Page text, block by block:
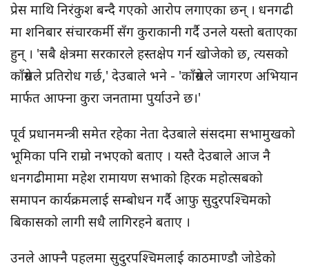
प्रेस माथि निरंकुश बन्दै गएको आरोप लगाएका छन् । धनगढी
मा शनिबार संचारकर्मी सँग कुराकानी गर्दै उनले यस्तो बताएका
हुन् । 'सबै क्षेत्रमा सरकारले हस्तक्षेप गर्न खोजेको छ, त्यसको
काँग्रेसले प्रतिरोध गर्छ,' देउबाले भने - 'काँग्रेसले जागरण अभियान
मार्फत आफ्ना कुरा जनतामा पुर्याउने छ।'
पूर्व प्रधानमन्त्री समेत रहेका नेता देउबाले संसदमा सभामुखको
भूमिका पनि राम्रो नभएको बताए । यस्तै देउबाले आज नै
धनगढीमामा महेश रामायण सभाको हिरक महोत्सबको
समापन कार्यक्रमलाई सम्बोधन गर्दै आफु सुदुरपश्चिमको
बिकासको लागी सधै लागिरहने बताए ।
उनले आफ्नै पहलमा सुदुरपश्चिमलाई काठमाण्डौ जोडेको